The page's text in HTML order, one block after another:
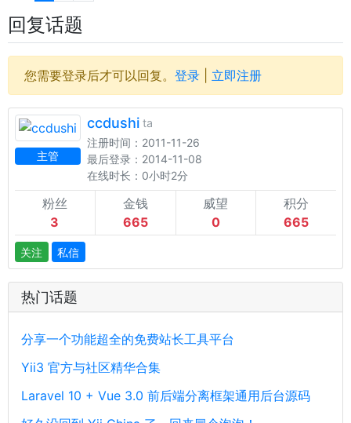
回复话题
您需要登录后才可以回复。 登录 立即注册
主管
ccdushi ta
注册时间：2011-11-26
最后登录：2014-11-08
在线时长：0小时2分
粉丝
3
金钱
665
威望
0
积分
665
关注 私信
热门话题
分享一个功能超全的免费站长工具平台
Yii3 官方与社区精华合集
Laravel 10 + Vue 3.0 前后端分离框架通用后台源码